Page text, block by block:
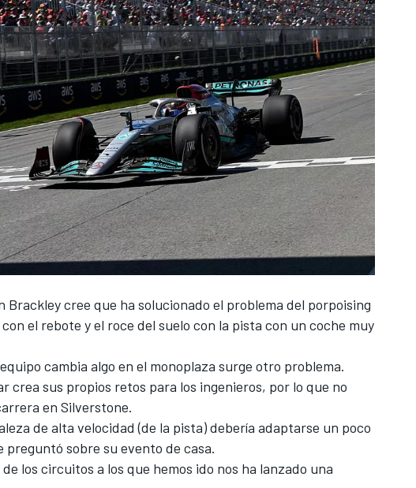
Brackley cree que ha solucionado el problema del porpoising
el rebote y el roce del suelo con la pista con un coche muy
cambia algo en el monoplaza surge otro problema.
crea sus propios retos para los ingenieros, por lo que no
en Silverstone.
de alta velocidad (de la pista) debería adaptarse un poco
preguntó sobre su evento de casa.
los circuitos a los que hemos ido nos ha lanzado una